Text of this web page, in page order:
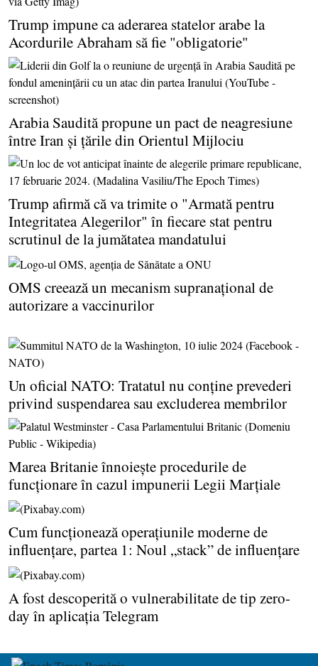
Trump impune ca aderarea statelor arabe la
Acordurile Abraham să fie "obligatorie"
Arabia Saudită propune un pact de neagresiune
între Iran şi ţările din Orientul Mijlociu
Trump afirmă că va trimite o "Armată pentru
Integritatea Alegerilor" în fiecare stat pentru
scrutinul de la jumătatea mandatului
OMS creează un mecanism supranaţional de
autorizare a vaccinurilor
Un oficial NATO: Tratatul nu conţine prevederi
privind suspendarea sau excluderea membrilor
Marea Britanie înnoieşte procedurile de
funcţionare în cazul impunerii Legii Marţiale
Cum funcţionează operaţiunile moderne de
influenţare, partea 1: Noul „stack” de influenţare
A fost descoperită o vulnerabilitate de tip zero-
day în aplicaţia Telegram